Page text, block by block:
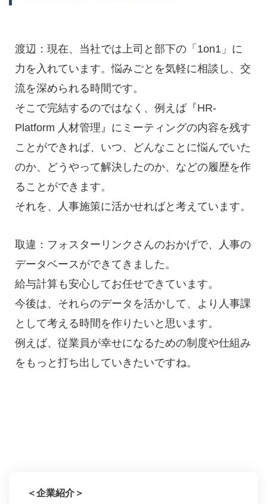
渡辺：現在、当社では上司と部下の「1on1」に
力を入れています。悩みごとを気軽に相談し、交
流を深められる時間です。
そこで完結するのではなく、例えば『HR-
Platform 人材管理』にミーティングの内容を残す
ことができれば、いつ、どんなことに悩んでいた
のか、どうやって解決したのか、などの履歴を作
ることができます。
それを、人事施策に活かせればと考えています。
取違：フォスターリンクさんのおかげで、人事の
データベースができてきました。
給与計算も安心してお任せできています。
今後は、それらのデータを活かして、より人事課
として考える時間を作りたいと思います。
例えば、従業員が幸せになるための制度や仕組み
をもっと打ち出していきたいですね。
＜企業紹介＞